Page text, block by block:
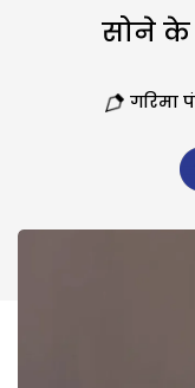
सोने के
गरिमा